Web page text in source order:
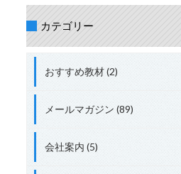
（正常）配賦額 = 予定（正常）配賦率
× 実際操業度。 実際発生額との差額が
配賦差異。 差異の処理方法 実際発生額
が予定額を上回る場合、追加コストと
して借方差異（不利差異）。 実際発生
額が予定額を下回る場合、コスト節約
れる場合：「手形借入金」 具体例 200
座預金に入金された場合： 借方：当座
+ 2,000,000円 総勘定元帳への転記 資
産：「当座預金 + 2,000,000円」 負
類 資産勘定に分類される。 実際の支出
る。 仮払金の定義 支出金額や内容が確
定していない場合に一時的に支払う際
に使用する勘定科目。 支出内容が確定
した時点で精算処理を行い、仮払金は
解消される。 短期間で精算されること
が前提。 関連する勘定科目 現金や仮受
使用例 例: 出張費が確定しない場合、
社員に2,000円を仮払金として渡し、
カテゴリー
おすすめ教材 (2)
メールマガジン (89)
会社案内 (5)